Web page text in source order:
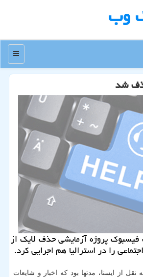
وب
منو
شد
پروژه آزمایشی حذف لایك از
را در استرالیا هم اجرایی كرد.
نقل از ایسنا، مدتها بود كه اخبار و شایعات